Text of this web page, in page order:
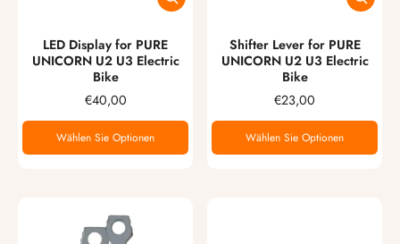
LED Display for PURE
UNICORN U2 U3 Electric
Bike
€40,00
Wählen Sie Optionen
Shifter Lever for PURE
UNICORN U2 U3 Electric
Bike
€23,00
Wählen Sie Optionen